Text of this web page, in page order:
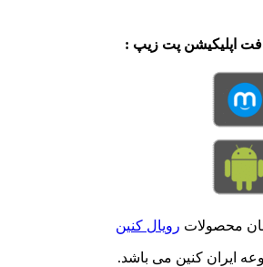
اپلیکیشن پت زیپ :
محصولات رویال کنین
ایران کنین می باشد.